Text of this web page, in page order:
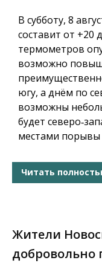
В субботу, 8
составит от +20
термометров
возможно
югу, а днём по
возможны
будет
местами порывы
Читать
Жители
добровольно